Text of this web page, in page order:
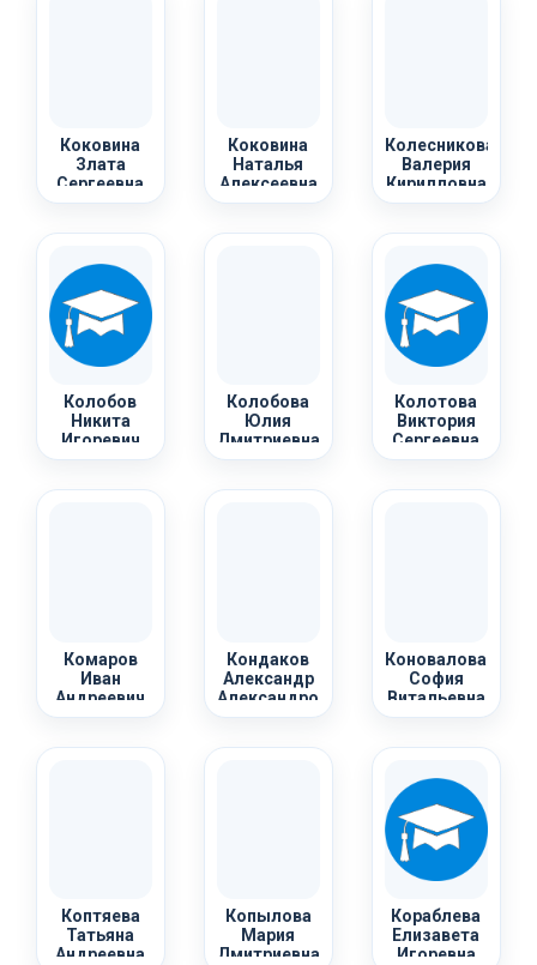
Коковина
Злата
Сергеевна
Коковина
Наталья
Алексеевна
Колесникова
Валерия
Кирилловна
Колобов
Никита
Игоревич
Колобова
Юлия
Дмитриевна
Колотова
Виктория
Сергеевна
Комаров
Иван
Андреевич
Кондаков
Александр
Александрович
Коновалова
София
Витальевна
Коптяева
Татьяна
Андреевна
Копылова
Мария
Дмитриевна
Кораблева
Елизавета
Игоревна